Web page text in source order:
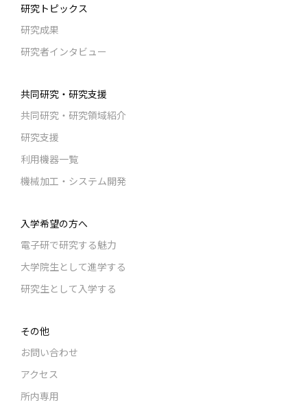
研究トピックス
研究成果
研究者インタビュー
共同研究・研究支援
共同研究・研究領域紹介
研究支援
利用機器一覧
機械加工・システム開発
入学希望の方へ
電子研で研究する魅力
大学院生として進学する
研究生として入学する
その他
お問い合わせ
アクセス
所内専用